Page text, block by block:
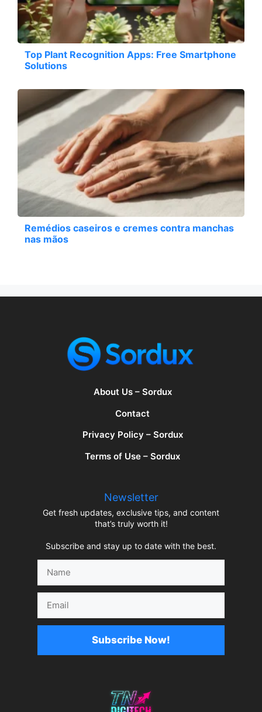
Top Plant Recognition Apps: Free Smartphone
Solutions
Remédios caseiros e cremes contra manchas
nas mãos
About Us – Sordux
Contact
Privacy Policy – Sordux
Terms of Use – Sordux
Newsletter
Get fresh updates, exclusive tips, and content
that’s truly worth it!
Subscribe and stay up to date with the best.
Subscribe Now!